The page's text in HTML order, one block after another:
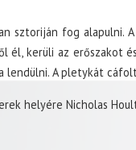
sztoriján fog alapulni.
kerüli az erőszakot
lendülni. A pletykát
helyére Nicholas